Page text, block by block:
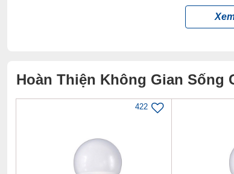
Chóa đèn được làm bằng nhựa PC trắng sữa,
CRI>80 phản ánh chân thực màu sắc của vật
quy sản phẩm theo QCVN 09/2019
Hoàn Thiện Không Gian Sống
422